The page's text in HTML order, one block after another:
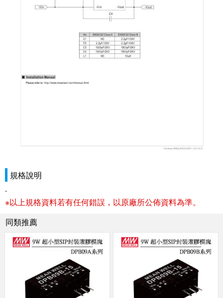
規格說明
.
※以上規格資料若有任何錯誤，以原廠所公佈資料為準。
同類推薦